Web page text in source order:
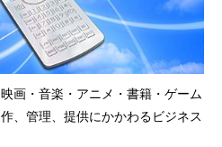
画・音楽・アニメ・書籍・ゲーム
、管理、提供にかかわるビジネス